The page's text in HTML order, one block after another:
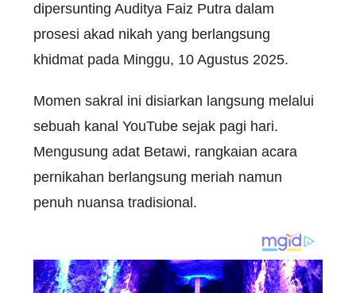
dipersunting Auditya Faiz Putra dalam
prosesi akad nikah yang berlangsung
khidmat pada Minggu, 10 Agustus 2025.
Momen sakral ini disiarkan langsung melalui
sebuah kanal YouTube sejak pagi hari.
Mengusung adat Betawi, rangkaian acara
pernikahan berlangsung meriah namun
penuh nuansa tradisional.